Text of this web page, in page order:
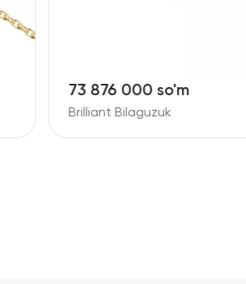
73 876 000 so'm
Brilliant Bilaguzuk